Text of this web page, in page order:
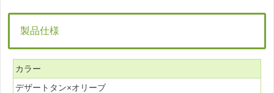
製品仕様
カラー
デザートタン×オリーブ